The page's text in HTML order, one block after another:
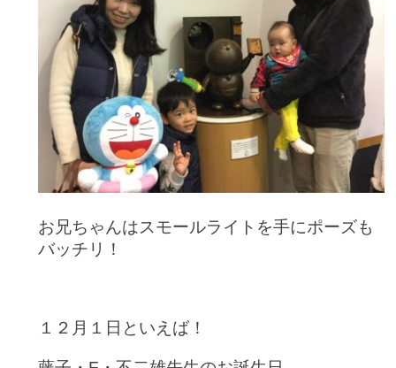
お兄ちゃんはスモールライトを手にポーズも
バッチリ！
１２月１日といえば！